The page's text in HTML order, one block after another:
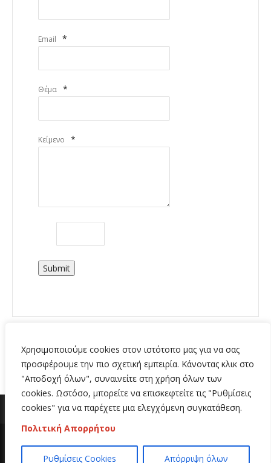
Χρησιμοποιούμε cookies στον ιστότοπο μας για να σας
προσφέρουμε την πιο σχετική εμπειρία. Κάνοντας κλικ στο
"Αποδοχή όλων", συναινείτε στη χρήση όλων των
cookies. Ωστόσο, μπορείτε να επισκεφτείτε τις "Ρυθμίσεις
cookies" για να παρέχετε μια ελεγχόμενη συγκατάθεση.
Πολιτική Απορρήτου
Ρυθμίσεις Cookies Απόρριψη όλων
Email *
Θέμα *
Κείμενο *
Submit
Copyright 2020 | All Rights Reserved | Κατασκευή